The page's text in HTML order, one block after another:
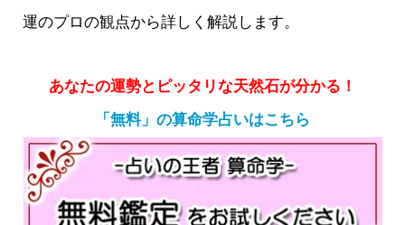
運のプロの観点から詳しく解説します。
あなたの運勢とピッタリな天然石が分かる！
「無料」の算命学占いはこちら